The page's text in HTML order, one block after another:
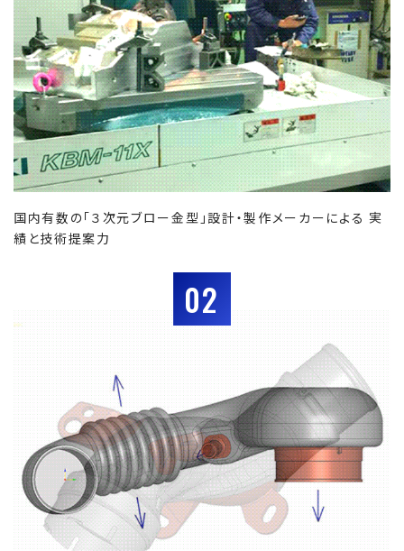
国内有数の「３次元ブロー金型」設計・製作メーカーによる 実
績と技術提案力
02